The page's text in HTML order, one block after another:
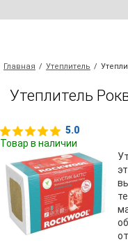
Главная / Утеплитель /
Утеплитель
5.0
Товар в наличии